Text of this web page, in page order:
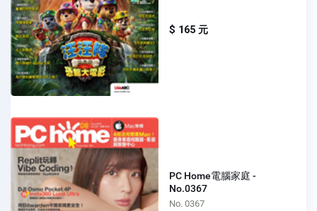
$ 165 元
PC Home電腦家庭 -
No.0367
No. 0367